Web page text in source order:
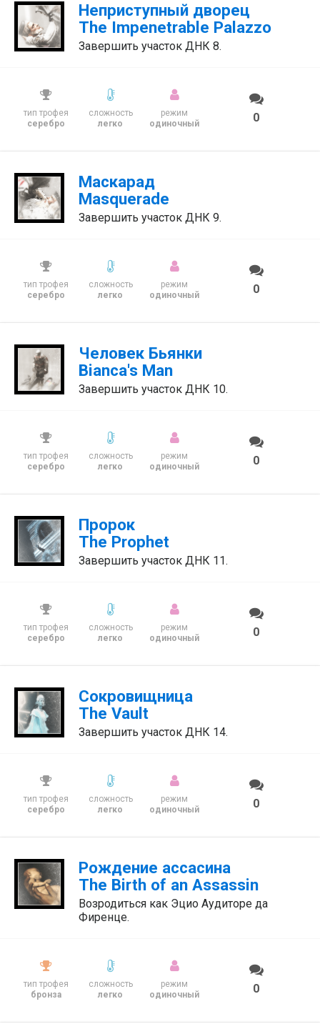
Неприступный дворец
The Impenetrable Palazzo
Завершить участок ДНК 8.
тип трофея
серебро
сложность
легко
режим
одиночный
0
Маскарад
Masquerade
Завершить участок ДНК 9.
тип трофея
серебро
сложность
легко
режим
одиночный
0
Человек Бьянки
Bianca's Man
Завершить участок ДНК 10.
тип трофея
серебро
сложность
легко
режим
одиночный
0
Пророк
The Prophet
Завершить участок ДНК 11.
тип трофея
серебро
сложность
легко
режим
одиночный
0
Сокровищница
The Vault
Завершить участок ДНК 14.
тип трофея
серебро
сложность
легко
режим
одиночный
0
Рождение ассасина
The Birth of an Assassin
Возродиться как Эцио Аудиторе да
Фиренце.
тип трофея
бронза
сложность
легко
режим
одиночный
0